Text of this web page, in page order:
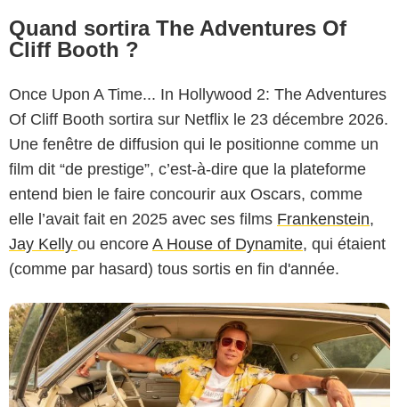
Quand sortira The Adventures Of
Cliff Booth ?
Once Upon A Time... In Hollywood 2: The Adventures
Of Cliff Booth sortira sur Netflix le 23 décembre 2026.
Une fenêtre de diffusion qui le positionne comme un
film dit “de prestige”, c’est-à-dire que la plateforme
entend bien le faire concourir aux Oscars, comme
elle l’avait fait en 2025 avec ses films Frankenstein,
Jay Kelly ou encore A House of Dynamite, qui étaient
(comme par hasard) tous sortis en fin d'année.